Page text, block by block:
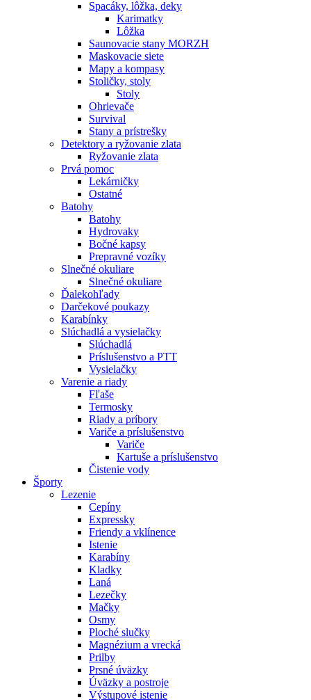
Spacáky, lôžka, deky
Karimatky
Lôžka
Saunovacie stany MORZH
Maskovacie siete
Mapy a kompasy
Stoličky, stoly
Stoly
Ohrievače
Survival
Stany a prístrešky
Detektory a ryžovanie zlata
Ryžovanie zlata
Prvá pomoc
Lekárničky
Ostatné
Batohy
Batohy
Hydrovaky
Bočné kapsy
Prepravné vozíky
Slnečné okuliare
Slnečné okuliare
Ďalekohľady
Darčekové poukazy
Karabínky
Slúchadlá a vysielačky
Slúchadlá
Príslušenstvo a PTT
Vysielačky
Varenie a riady
Fľaše
Termosky
Riady a príbory
Variče a príslušenstvo
Variče
Kartuše a príslušenstvo
Čistenie vody
Športy
Lezenie
Cepíny
Expressky
Friendy a vklínence
Istenie
Karabíny
Kladky
Laná
Lezečky
Mačky
Osmy
Ploché slučky
Magnézium a vrecká
Prilby
Prsné úväzky
Úväzky a postroje
Výstupové istenie